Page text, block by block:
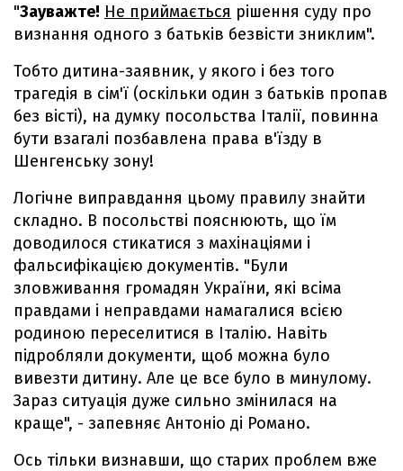
"Зауважте! Не приймається рішення суду про
визнання одного з батьків безвісти зниклим".
Тобто дитина-заявник, у якого і без того
трагедія в сім'ї (оскільки один з батьків пропав
без вісті), на думку посольства Італії, повинна
бути взагалі позбавлена права в'їзду в
Шенгенську зону!
Логічне виправдання цьому правилу знайти
складно. В посольстві пояснюють, що їм
доводилося стикатися з махінаціями і
фальсифікацією документів. "Були
зловживання громадян України, які всіма
правдами і неправдами намагалися всією
родиною переселитися в Італію. Навіть
підробляли документи, щоб можна було
вивезти дитину. Але це все було в минулому.
Зараз ситуація дуже сильно змінилася на
краще", - запевняє Антоніо ді Романо.
Ось тільки визнавши, що старих проблем вже